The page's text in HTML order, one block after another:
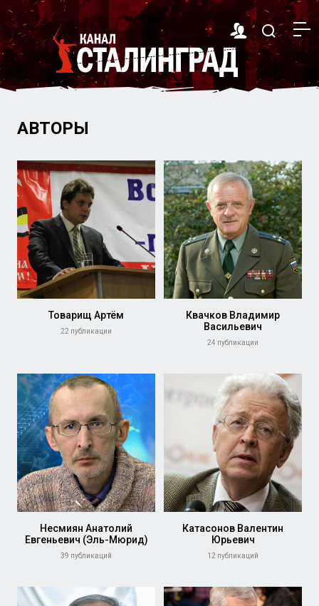
АВТОРЫ
Товарищ Артём
22 публикации
Квачков Владимир
Васильевич
24 публикации
Несмиян Анатолий
Евгеньевич (Эль-Мюрид)
39 публикаций
Катасонов Валентин
Юрьевич
12 публикаций